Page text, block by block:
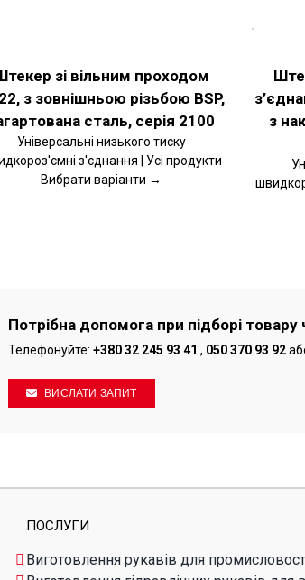
зі вільним проходом
з зовнішньою різьбою BSP,
сталь, серія 2100
Універсальні низького тиску
з'єднання | Усі продукти
Вибрати варіанти →
ТОВАР
МАЄ
КІЛЬКА
з
Потрібна допомога при підборі
Телефонуйте: +380 32 245 93 41 , 050 370 93 92
ВИСЛАТИ ЗАПИТ
ПОСЛУГИ
Виготовлення рукавів для